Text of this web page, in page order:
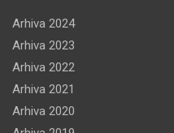
Arhiva 2024
Arhiva 2023
Arhiva 2022
Arhiva 2021
Arhiva 2020